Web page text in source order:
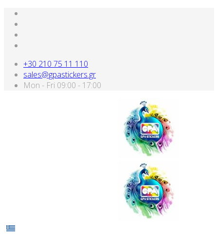
+30 210 75 11 110
sales@gpastickers.gr
Mon - Fri 09:00 - 17:00